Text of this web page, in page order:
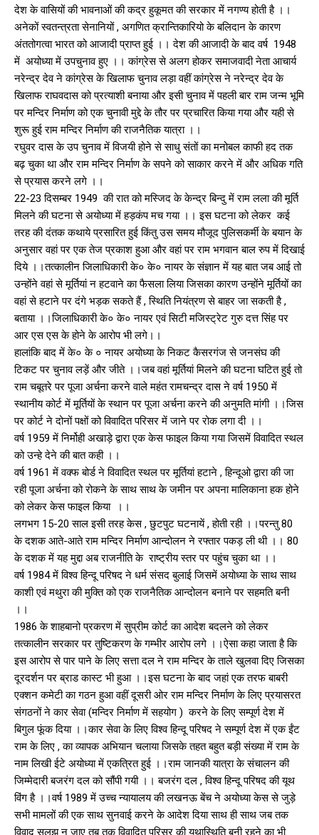
देश के वासियों की भावनाओं की कद्र हुकूमत की सरकार में नगण्य होती है ।।
अनेकों स्वतन्त्रता सेनानियों , अगणित क्रान्तिकारियो के बलिदान के कारण
अंततोगत्वा भारत को आजादी प्राप्त हुई ।। देश की आजादी के बाद वर्ष 1948
में अयोध्या में उपचुनाव हुए ।। कांग्रेस से अलग होकर समाजवादी नेता आचार्य
नरेन्द्र देव ने कांग्रेस के खिलाफ चुनाव लड़ा वहीं कांग्रेस ने नरेन्द्र देव के
खिलाफ राघवदास को प्रत्याशी बनाया और इसी चुनाव में पहली बार राम जन्म भूमि
पर मन्दिर निर्माण को एक चुनावी मुद्दे के तौर पर प्रचारित किया गया और यही से
शुरू हुई राम मन्दिर निर्माण की राजनैतिक यात्रा ।।
रघुवर दास के उप चुनाव में विजयी होने से साधु संतों का मनोबल काफी हद तक
बढ़ चुका था और राम मन्दिर निर्माण के सपने को साकार करने में और अधिक गति
से प्रयास करने लगे ।।
22-23 दिसम्बर 1949 की रात को मस्जिद के केन्द्र बिन्दु में राम लला की मूर्ति
मिलने की घटना से अयोध्या में हड़कंप मच गया ।। इस घटना को लेकर कई
तरह की दंतक कथाये प्रसारित हुई किंतु उस समय मौजूद पुलिसकर्मी के बयान के
अनुसार वहां पर एक तेज प्रकाश हुआ और वहां पर राम भगवान बाल रुप में दिखाई
दिये ।।तत्कालीन जिलाधिकारी के० के० नायर के संज्ञान में यह बात जब आई तो
उन्होंने वहां से मूर्तियां न हटवाने का फैसला लिया जिसका कारण उन्होंने मूर्तियों का
वहां से हटाने पर दंगे भड़क सकते हैं , स्थिति नियंत्रण से बाहर जा सकती है ,
बताया ।।जिलाधिकारी के० के० नायर एवं सिटी मजिस्ट्रेट गुरु दत्त सिंह पर
आर एस एस के होने के आरोप भी लगे।।
हालांकि बाद में के० के ० नायर अयोध्या के निकट कैसरगंज से जनसंघ की
टिकट पर चुनाव लड़ें और जीते ।।जब वहां मूर्तियां मिलने की घटना घटित हुई तो
राम चबूतरे पर पूजा अर्चना करने वाले महंत रामचन्द्र दास ने वर्ष 1950 में
स्थानीय कोर्ट में मूर्तियों के स्थान पर पूजा अर्चना करने की अनुमति मांगी ।।जिस
पर कोर्ट ने दोनों पक्षों को विवादित परिसर में जाने पर रोक लगा दी ।।
वर्ष 1959 में निर्मोही अखाड़े द्वारा एक केस फाइल किया गया जिसमें विवादित स्थल
को उन्हे देने की बात कही ।।
वर्ष 1961 में वक्फ बोर्ड ने विवादित स्थल पर मूर्तियां हटाने , हिन्दूओ द्वारा की जा
रही पूजा अर्चना को रोकने के साथ साथ के जमीन पर अपना मालिकाना हक होने
को लेकर केस फाइल किया ।।
लगभग 15-20 साल इसी तरह केस , छुटपुट घटनायें , होती रही ।।परन्तु 80
के दशक आते-आते राम मन्दिर निर्माण आन्दोलन ने रफ्तार पकड़ ली थी ।। 80
के दशक में यह मुद्दा अब राजनीति के राष्ट्रीय स्तर पर पहुंच चुका था ।।
वर्ष 1984 में विश्व हिन्दू परिषद ने धर्म संसद बुलाई जिसमें अयोध्या के साथ साथ
काशी एवं मथुरा की मुक्ति को एक राजनैतिक आन्दोलन बनाने पर सहमति बनी
।।
1986 के शाहबानो प्रकरण में सुप्रीम कोर्ट का आदेश बदलने को लेकर
तत्कालीन सरकार पर तुष्टिकरण के गम्भीर आरोप लगे ।।ऐसा कहा जाता है कि
इस आरोप से पार पाने के लिए सत्ता दल ने राम मन्दिर के ताले खुलवा दिए जिसका
दूरदर्शन पर ब्राड कास्ट भी हुआ ।।इस घटना के बाद जहां एक तरफ बाबरी
एक्शन कमेटी का गठन हुआ वहीं दूसरी ओर राम मन्दिर निर्माण के लिए प्रयासरत
संगठनों ने कार सेवा (मन्दिर निर्माण में सहयोग ) करने के लिए सम्पूर्ण देश में
बिगुल फूंक दिया ।।कार सेवा के लिए विश्व हिन्दू परिषद ने सम्पूर्ण देश में एक ईंट
राम के लिए , का व्यापक अभियान चलाया जिसके तहत बहुत बड़ी संख्या में राम के
नाम लिखी ईटे अयोध्या में एकत्रित हुई ।।राम जानकी यात्रा के संचालन की
जिम्मेदारी बजरंग दल को सौंपी गयी ।। बजरंग दल , विश्व हिन्दू परिषद की यूथ
विंग है ।।वर्ष 1989 में उच्च न्यायालय की लखनऊ बेंच ने अयोध्या केस से जुड़े
सभी मामलों की एक साथ सुनवाई करने के आदेश दिया साथ ही साथ जब तक
विवाद सुलझ न जाए तब तक विवादित परिसर की यथास्थिति बनी रहने का भी